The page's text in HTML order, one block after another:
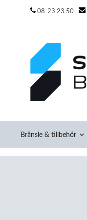
08-23 23 50
Bränsle & tillbehör